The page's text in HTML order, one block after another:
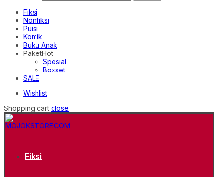
Fiksi
Nonfiksi
Puisi
Komik
Buku Anak
PaketHot
Spesial
Boxset
SALE
Wishlist
Shopping cart close
Fiksi